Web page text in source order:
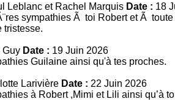
Leblanc et Rachel Marquis Date : 18
sympathies Ã toi Robert et Ã
tristesse.
Guy Date : 19 Juin 2026
Guilaine ainsi qu'à tes proches.
Larivière Date : 22 Juin 2026
à Robert ,Mimi et Lili ainsi qu’à